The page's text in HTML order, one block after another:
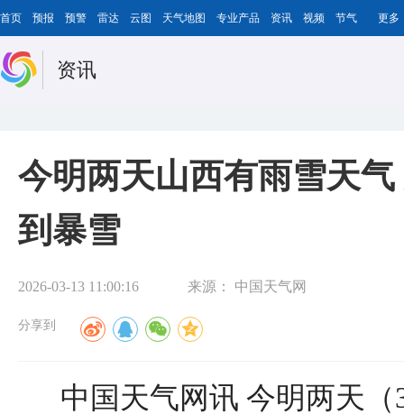
首页 预报 预警 雷达 云图 天气地图 专业产品 资讯 视频 节气 更多
资讯
今明两天山西有雨雪天
到暴雪
2026-03-13 11:00:16 来源： 中国天气网
分享到
中国天气网讯 今明两天